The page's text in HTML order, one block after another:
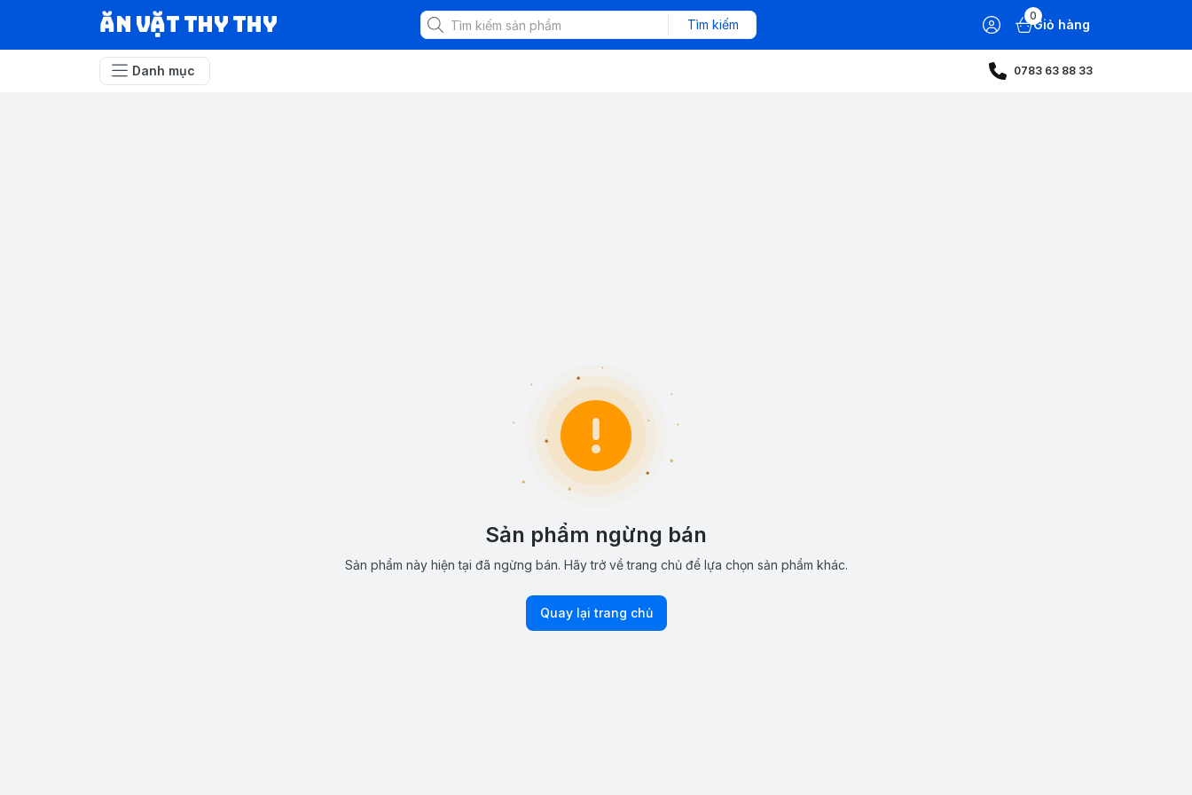
Ăn vặt Thy Thy Tìm kiếm
0
Giỏ hàng
Danh mục 0783 63 88 33
Sản phẩm ngừng bán
Sản phẩm này hiện tại đã ngừng bán. Hãy trở về trang chủ để lựa chọn sản phẩm khác.
Quay lại trang chủ